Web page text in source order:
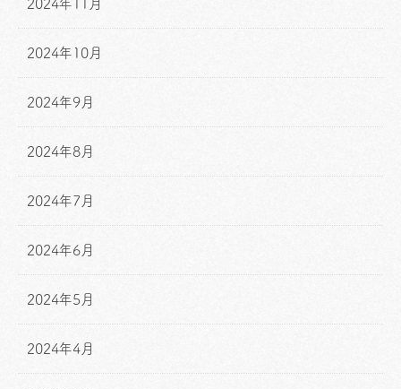
2024年11月
2024年10月
2024年9月
2024年8月
2024年7月
2024年6月
2024年5月
2024年4月